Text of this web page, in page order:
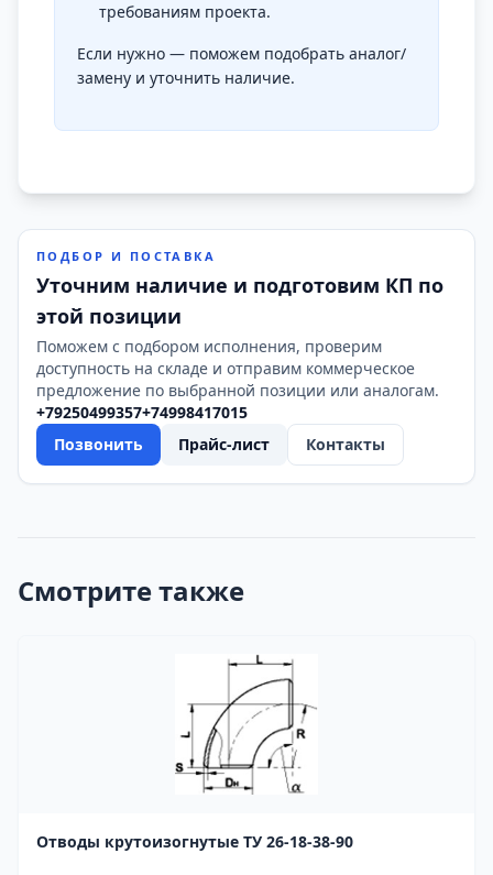
требованиям проекта.
Если нужно — поможем подобрать аналог/
замену и уточнить наличие.
ПОДБОР И ПОСТАВКА
Уточним наличие и подготовим КП по
этой позиции
Поможем с подбором исполнения, проверим
доступность на складе и отправим коммерческое
предложение по выбранной позиции или аналогам.
+79250499357+74998417015
Позвонить
Прайс-лист Контакты
Смотрите также
Отводы крутоизогнутые ТУ 26-18-38-90